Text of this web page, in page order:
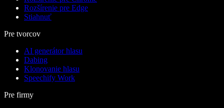
Rozšírenie pre Edge
Stiahnuť
Pre tvorcov
AI generátor hlasu
Dabing
Klonovanie hlasu
Speechify Work
Pre firmy